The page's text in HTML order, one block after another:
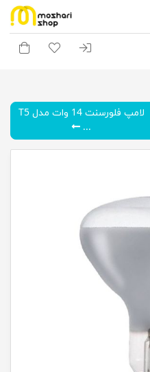
ورود به سیستم
لیست موردسبد
لامپ فلورسنت 14 وات مدل T5
...